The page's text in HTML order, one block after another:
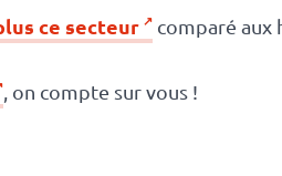
ce secteur comparé aux
, on compte sur vous !